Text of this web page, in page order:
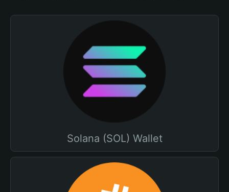
Solana (SOL) Wallet